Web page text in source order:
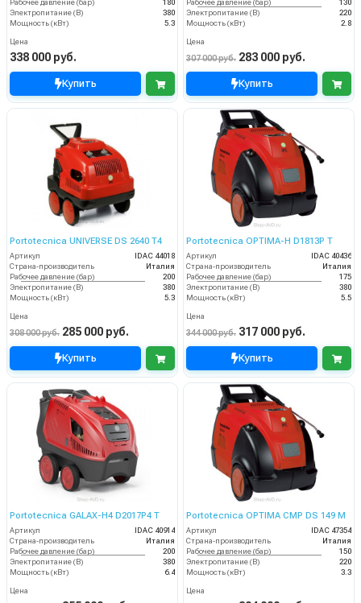
Рабочее давление (бар)
180
Электропитание (В)
380
Мощность (кВт)
5.3
Цена
338 000 руб.
Купить
Рабочее давление (бар)
130
Электропитание (В)
220
Мощность (кВт)
2.8
Цена
307 000 руб. 283 000 руб.
Купить
Portotecnica UNIVERSE DS 2640 T4
Артикул
IDAC 44018
Страна-производитель
Италия
Рабочее давление (бар)
200
Электропитание (В)
380
Мощность (кВт)
5.3
Цена
308 000 руб. 285 000 руб.
Купить
Portotecnica OPTIMA-H D1813P T
Артикул
IDAC 40436
Страна-производитель
Италия
Рабочее давление (бар)
175
Электропитание (В)
380
Мощность (кВт)
5.5
Цена
344 000 руб. 317 000 руб.
Купить
Portotecnica GALAX-H4 D2017P4 T
Артикул
IDAC 40914
Страна-производитель
Италия
Рабочее давление (бар)
200
Электропитание (В)
380
Мощность (кВт)
6.4
Цена
Portotecnica OPTIMA CMP DS 149 M
Артикул
IDAC 47354
Страна-производитель
Италия
Рабочее давление (бар)
150
Электропитание (В)
220
Мощность (кВт)
3.3
Цена